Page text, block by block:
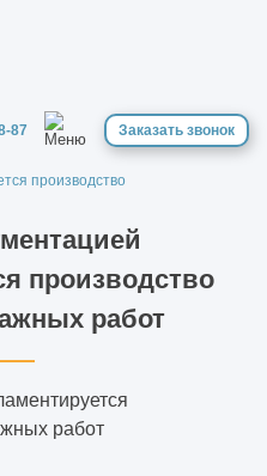
87 Заказать звонок
производство
производство
работ